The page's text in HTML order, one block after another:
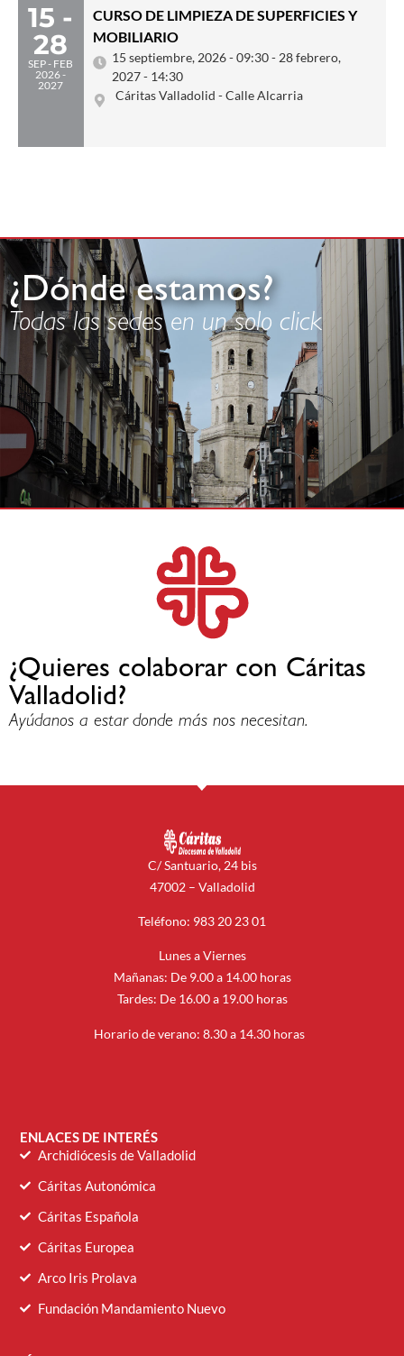
15 -
28
SEP - FEB
2026 -
2027
CURSO DE LIMPIEZA DE SUPERFICIES Y
MOBILIARIO
15 septiembre, 2026 - 09:30 - 28 febrero,
2027 - 14:30
Cáritas Valladolid - Calle Alcarria
¿Dónde estamos?
Todas las sedes en un solo click
¿Quieres colaborar con Cáritas
Valladolid?
Ayúdanos a estar donde más nos necesitan.
C/ Santuario, 24 bis
47002 – Valladolid
Teléfono: 983 20 23 01
Lunes a Viernes
Mañanas: De 9.00 a 14.00 horas
Tardes: De 16.00 a 19.00 horas
Horario de verano: 8.30 a 14.30 horas
ENLACES DE INTERÉS
Archidiócesis de Valladolid
Cáritas Autonómica
Cáritas Española
Cáritas Europea
Arco Iris Prolava
Fundación Mandamiento Nuevo